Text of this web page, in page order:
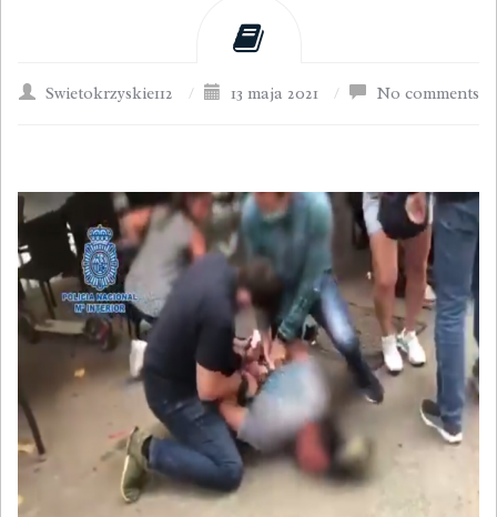
Swietokrzyskie112 / 13 maja 2021 / No comments